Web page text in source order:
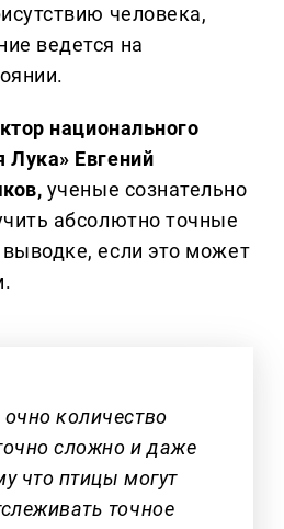
человека,
ведется на
национального
Лука» Евгений
ученые сознательно
абсолютно точные
если это может
количество
сложно и даже
что птицы могут
точное